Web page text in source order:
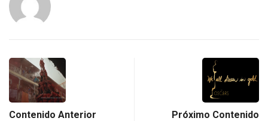
Contenido Anterior Próximo Contenido